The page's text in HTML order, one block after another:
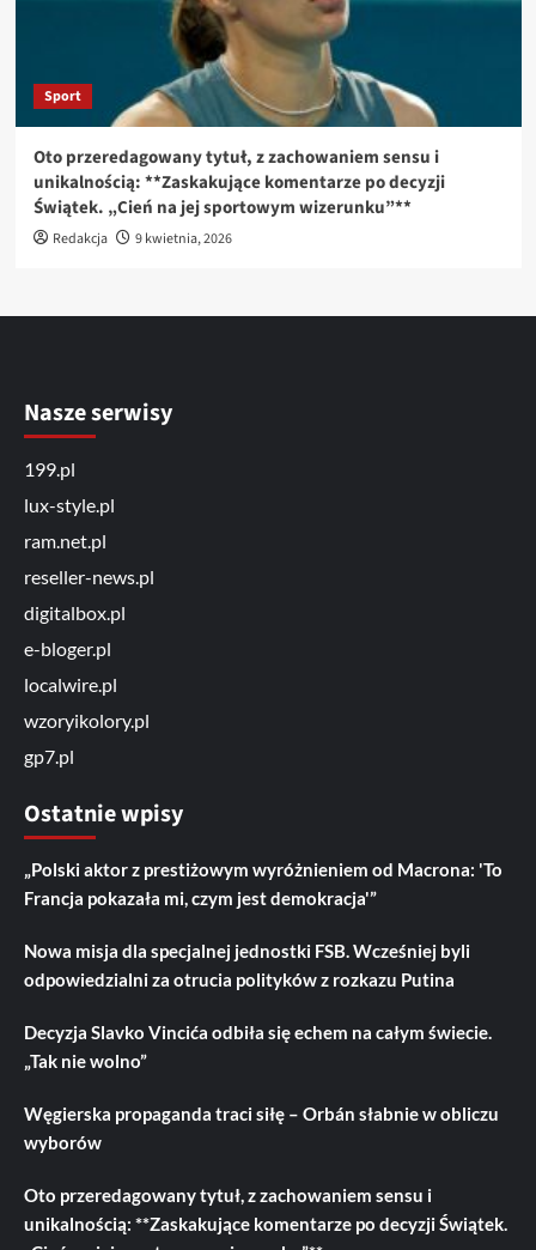
Sport
Oto przeredagowany tytuł, z zachowaniem sensu i
unikalnością: **Zaskakujące komentarze po decyzji
Świątek. „Cień na jej sportowym wizerunku”**
Redakcja 9 kwietnia, 2026
Nasze serwisy
199.pl
lux-style.pl
ram.net.pl
reseller-news.pl
digitalbox.pl
e-bloger.pl
localwire.pl
wzoryikolory.pl
gp7.pl
Ostatnie wpisy
„Polski aktor z prestiżowym wyróżnieniem od Macrona: 'To
Francja pokazała mi, czym jest demokracja'”
Nowa misja dla specjalnej jednostki FSB. Wcześniej byli
odpowiedzialni za otrucia polityków z rozkazu Putina
Decyzja Slavko Vincića odbiła się echem na całym świecie.
„Tak nie wolno”
Węgierska propaganda traci siłę – Orbán słabnie w obliczu
wyborów
Oto przeredagowany tytuł, z zachowaniem sensu i
unikalnością: **Zaskakujące komentarze po decyzji Świątek.